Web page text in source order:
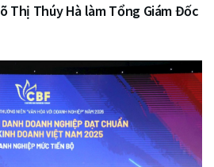
Thị Thúy Hà làm Tổng Giám Đốc